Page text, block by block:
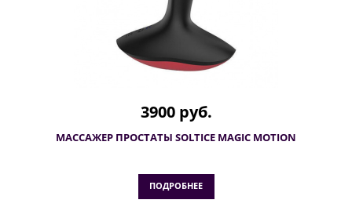
3900 руб.
МАССАЖЕР ПРОСТАТЫ SOLTICE MAGIC MOTION
ПОДРОБНЕЕ